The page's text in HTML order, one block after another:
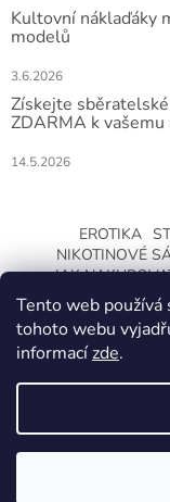
Tento web používá
tohoto webu
informacízde.
Kultovní náklaďáky
modelů
3.6.2026
Získejte
ZDARMA k vašemu
14.5.2026
EROTIKA
NIKOTINOVÉ
JAK